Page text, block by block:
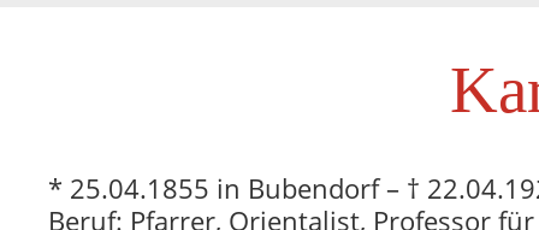
* 25.04.1855 in Bubendorf – †
Beruf: Pfarrer, Orientalist, Professor